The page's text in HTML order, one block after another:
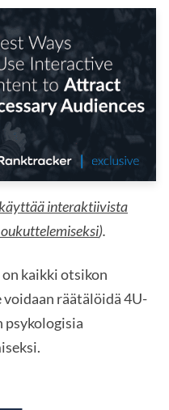
interaktiivista
).
on kaikki otsikon
voidaan räätälöidä 4U-
psykologisia